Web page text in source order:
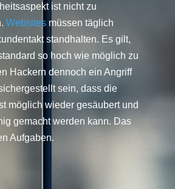
ist nicht zu
Websitesmüssen täglich
standhalten. Es gilt,
so hoch wie möglich zu
Hackern dennoch ein Angriff
sein, dass die
möglich wieder gesäubert und
gemacht werden kann. Das
Aufgaben.